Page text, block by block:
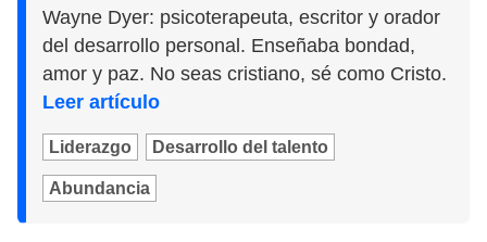
Wayne Dyer: psicoterapeuta, escritor y orador
del desarrollo personal. Enseñaba bondad,
amor y paz. No seas cristiano, sé como Cristo.
Leer artículo
Liderazgo Desarrollo del talento
Abundancia